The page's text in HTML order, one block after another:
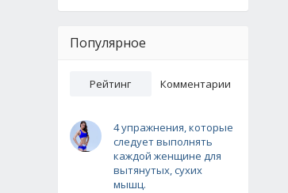
Популярное
Рейтинг Комментарии
4 упражнения, которые
следует выполнять
каждой женщине для
вытянутых, сухих
мышц.